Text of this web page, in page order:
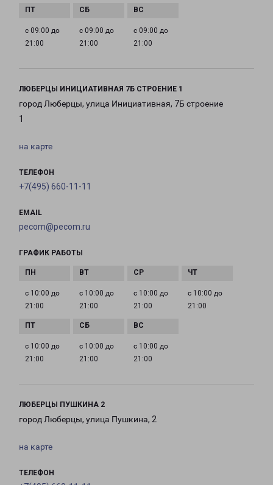
с 09:00 до
21:00
с 09:00 до
21:00
с 09:00 до
21:00
ЛЮБЕРЦЫ ИНИЦИАТИВНАЯ 7Б СТРОЕНИЕ 1
город Люберцы, улица Инициативная, 7Б строение
1
на карте
ТЕЛЕФОН
+7(495) 660-11-11
EMAIL
pecom@pecom.ru
ГРАФИК РАБОТЫ
с 10:00 до
21:00
с 10:00 до
21:00
с 10:00 до
21:00
с 10:00 до
21:00
с 10:00 до
21:00
с 10:00 до
21:00
с 10:00 до
21:00
ЛЮБЕРЦЫ ПУШКИНА 2
город Люберцы, улица Пушкина, 2
на карте
ТЕЛЕФОН